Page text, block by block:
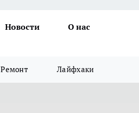
Новости
О нас
Ремонт Лайфхаки